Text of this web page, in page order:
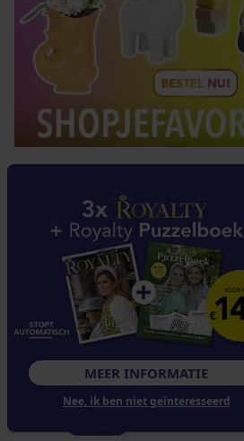
HET LAATSTE
NIEUWS IN
Met de Showbuzz-nieuwsbrief
week alle buzz over de
mailbox.
MEER INFORMATIE
Nee, ik ben niet geïnteresseerd